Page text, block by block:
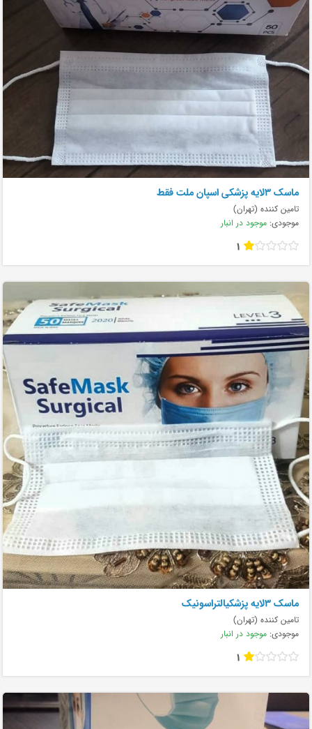
ماسک ۳لایه پزشکی اسپان ملت فقط
تامین کننده (تهران)
موجودی: موجود در انبار
1
ماسک ۳لایه پزشکیالتراسونیک
تامین کننده (تهران)
موجودی: موجود در انبار
1